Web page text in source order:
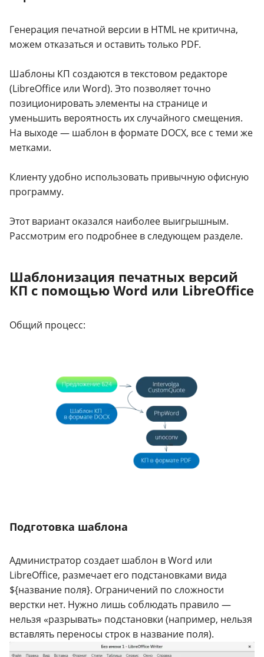
Генерация печатной версии в HTML не критична,
можем отказаться и оставить только PDF.
Шаблоны КП создаются в текстовом редакторе
(LibreOffice или Word). Это позволяет точно
позиционировать элементы на странице и
уменьшить вероятность их случайного смещения.
На выходе — шаблон в формате DOCX, все с теми же
метками.
Клиенту удобно использовать привычную офисную
программу.
Этот вариант оказался наиболее выигрышным.
Рассмотрим его подробнее в следующем разделе.
Шаблонизация печатных версий
КП с помощью Word или LibreOffice
Общий процесс:
Подготовка шаблона
Администратор создает шаблон в Word или
LibreOffice, размечает его подстановками вида
${название поля}. Ограничений по сложности
верстки нет. Нужно лишь соблюдать правило —
нельзя «разрывать» подстановки (например, нельзя
вставлять переносы строк в название поля).